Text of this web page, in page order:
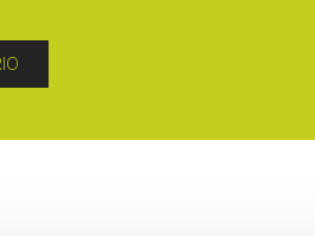
De la valle del Lot al País Decazeville
– Aubin